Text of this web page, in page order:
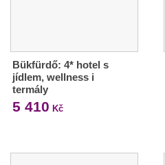
Bükfürdő: 4* hotel s
jídlem, wellness i
termály
5 410 Kč